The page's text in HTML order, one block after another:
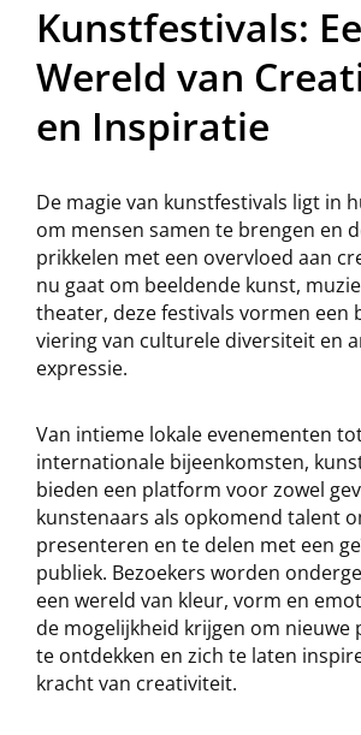
Kunstfestivals:
Wereld van
en Inspiratie
De magie van kunstfestivals ligt in
om mensen samen te brengen en
prikkelen met een overvloed aan
nu gaat om beeldende kunst,
theater, deze festivals vormen een
viering van culturele diversiteit en
expressie.
Van intieme lokale evenementen
internationale bijeenkomsten,
bieden een platform voor zowel
kunstenaars als opkomend talent
presenteren en te delen met een
publiek. Bezoekers worden
een wereld van kleur, vorm en
de mogelijkheid krijgen om nieuwe
te ontdekken en zich te laten
kracht van creativiteit.